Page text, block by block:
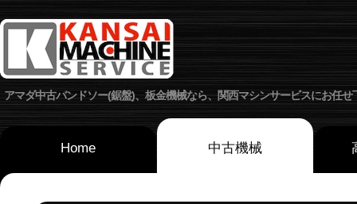
アマダ中古バンドソー(鋸盤)、板金機械なら、関西マシンサービスにお任せ
Home 中古機械